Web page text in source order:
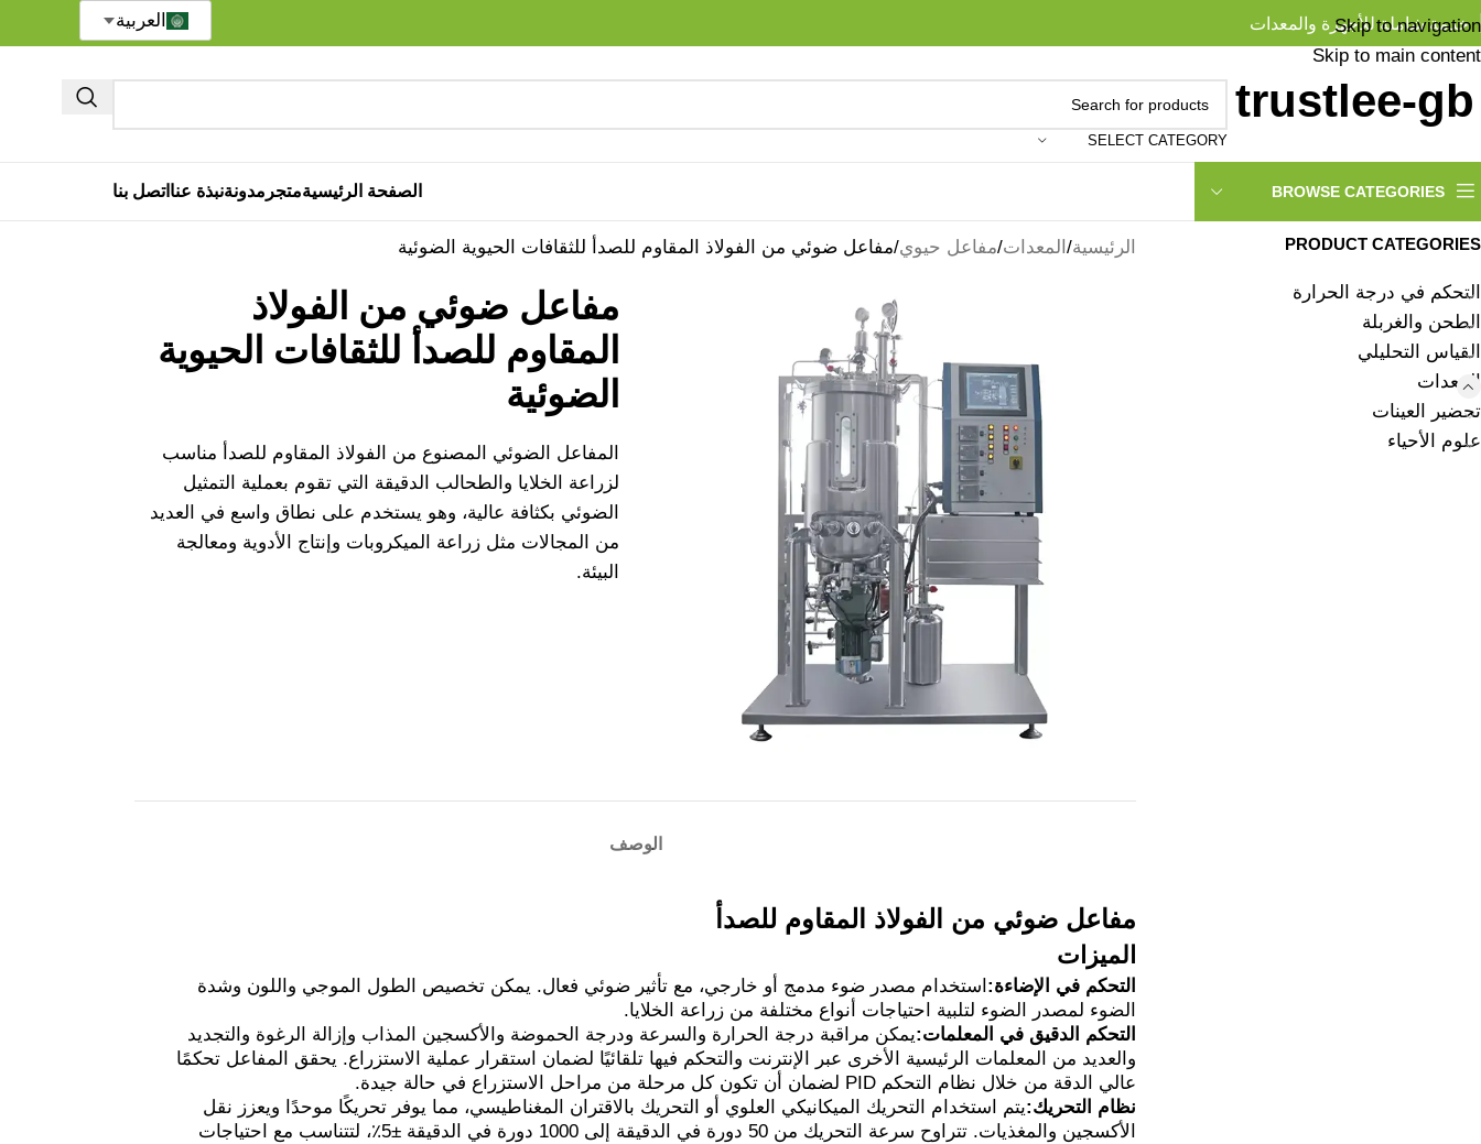
Skip to navigation
Skip to main content
خدمة شاملة للأجهزة والمعدات
SELECT CATEGORY
BROWSE CATEGORIES الصفحة الرئيسيةمتجر مدونةنبذة عنا اتصل بنا
العربية
PRODUCT CATEGORIES
التحكم في درجة الحرارة
الطحن والغربلة
القياس التحليلي
المعدات
تحضير العينات
علوم الأحياء
الرئيسية المعدات مفاعل حيوي مفاعل ضوئي من الفولاذ المقاوم للصدأ للثقافات الحيوية الضوئية
مفاعل ضوئي من الفولاذ
المقاوم للصدأ للثقافات الحيوية
الضوئية
المفاعل الضوئي المصنوع من الفولاذ المقاوم للصدأ مناسب
لزراعة الخلايا والطحالب الدقيقة التي تقوم بعملية التمثيل
الضوئي بكثافة عالية، وهو يستخدم على نطاق واسع في العديد
من المجالات مثل زراعة الميكروبات وإنتاج الأدوية ومعالجة
البيئة.
الوصف
مفاعل ضوئي من الفولاذ المقاوم للصدأ
الميزات
التحكم في الإضاءة: استخدام مصدر ضوء مدمج أو خارجي، مع تأثير ضوئي فعال. يمكن تخصيص الطول الموجي واللون وشدة
الضوء لمصدر الضوء لتلبية احتياجات أنواع مختلفة من زراعة الخلايا.
التحكم الدقيق في المعلمات:يمكن مراقبة درجة الحرارة والسرعة ودرجة الحموضة والأكسجين المذاب وإزالة الرغوة والتجديد
والعديد من المعلمات الرئيسية الأخرى عبر الإنترنت والتحكم فيها تلقائيًا لضمان استقرار عملية الاستزراع. يحقق المفاعل تحكمًا
عالي الدقة من خلال نظام التحكم PID لضمان أن تكون كل مرحلة من مراحل الاستزراع في حالة جيدة.
نظام التحريك:يتم استخدام التحريك الميكانيكي العلوي أو التحريك بالاقتران المغناطيسي، مما يوفر تحريكًا موحدًا ويعزز نقل
الأكسجين والمغذيات. تتراوح سرعة التحريك من 50 دورة في الدقيقة إلى 1000 دورة في الدقيقة ±5٪، لتتناسب مع احتياجات